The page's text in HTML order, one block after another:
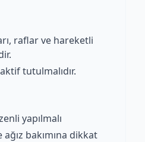
raflar ve hareketli
tutulmalıdır.
yapılmalı
bakımına dikkat